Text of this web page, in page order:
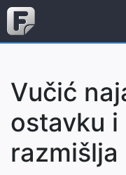
Vučić
ostavku